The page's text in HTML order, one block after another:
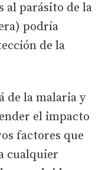
al parásito de la
podría
de la
de la malaria y
el impacto
factores que
cualquier